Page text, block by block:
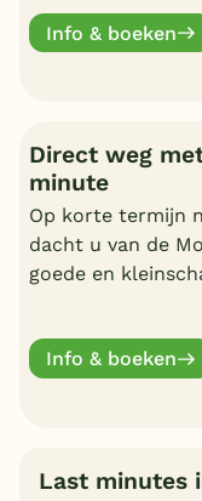
Info & boeken
Direct weg
minute
Op korte termijn
dacht u van de
goede en
van de last
verblijf.
Info & boeken
Last minutes